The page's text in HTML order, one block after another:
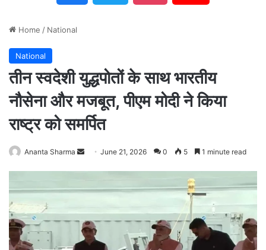
Home / National
National
तीन स्वदेशी युद्धपोतों के साथ भारतीय
नौसेना और मजबूत, पीएम मोदी ने किया
राष्ट्र को समर्पित
Ananta Sharma
d
n
e
June 21, 2026 0 5 1 minute read